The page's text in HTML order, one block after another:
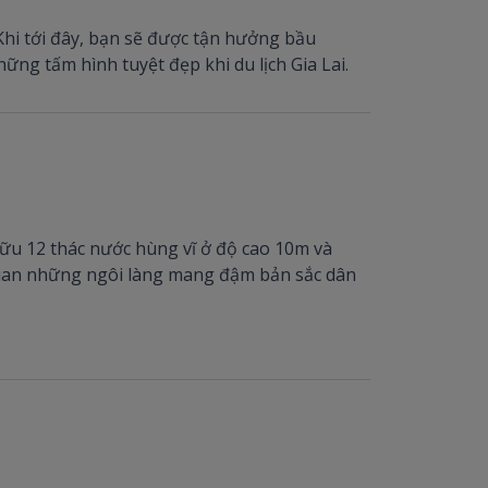
tới đây, bạn sẽ được tận hưởng bầu
tấm hình tuyệt đẹp khi du lịch Gia Lai.
12 thác nước hùng vĩ ở độ cao 10m và
những ngôi làng mang đậm bản sắc dân